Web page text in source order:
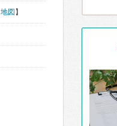
地図 】